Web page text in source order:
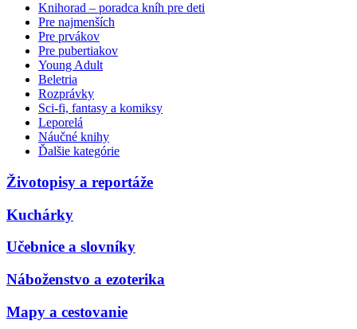
Knihorad – poradca kníh pre deti
Pre najmenších
Pre prvákov
Pre pubertiakov
Young Adult
Beletria
Rozprávky
Sci-fi, fantasy a komiksy
Leporelá
Náučné knihy
Ďalšie kategórie
Životopisy a reportáže
Kuchárky
Učebnice a slovníky
Náboženstvo a ezoterika
Mapy a cestovanie